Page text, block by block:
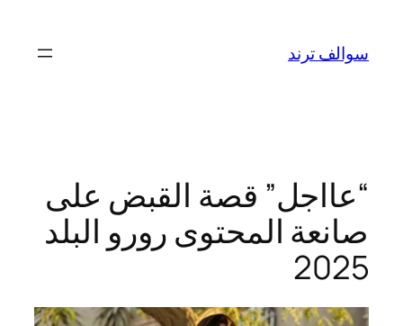
المحتوى
سوالف ترند
“عااجل” قصة القبض على
صانعة المحتوى رورو البلد
2025